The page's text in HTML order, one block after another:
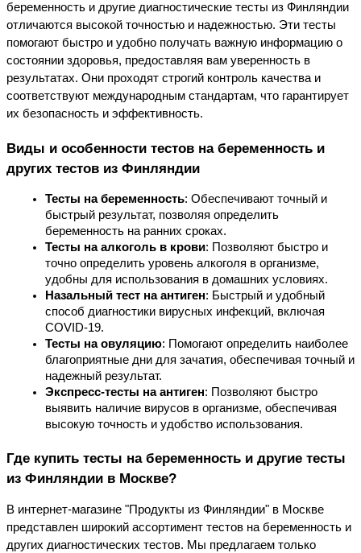
беременность и другие диагностические тесты из Финляндии
отличаются высокой точностью и надежностью. Эти тесты
помогают быстро и удобно получать важную информацию о
состоянии здоровья, предоставляя вам уверенность в
результатах. Они проходят строгий контроль качества и
соответствуют международным стандартам, что гарантирует
их безопасность и эффективность.
Виды и особенности тестов на беременность и
других тестов из Финляндии
Тесты на беременность: Обеспечивают точный и
быстрый результат, позволяя определить
беременность на ранних сроках.
Тесты на алкоголь в крови: Позволяют быстро и
точно определить уровень алкоголя в организме,
удобны для использования в домашних условиях.
Назальный тест на антиген: Быстрый и удобный
способ диагностики вирусных инфекций, включая
COVID-19.
Тесты на овуляцию: Помогают определить наиболее
благоприятные дни для зачатия, обеспечивая точный и
надежный результат.
Экспресс-тесты на антиген: Позволяют быстро
выявить наличие вирусов в организме, обеспечивая
высокую точность и удобство использования.
Где купить тесты на беременность и другие тесты
из Финляндии в Москве?
В интернет-магазине "Продукты из Финляндии" в Москве
представлен широкий ассортимент тестов на беременность и
других диагностических тестов. Мы предлагаем только